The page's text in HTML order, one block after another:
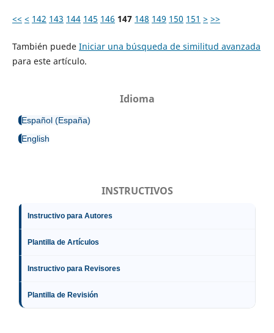
<< < 142 143 144 145 146 147 148 149 150 151 > >>
También puede Iniciar una búsqueda de similitud avanzada
para este artículo.
Idioma
Español (España)
English
INSTRUCTIVOS
Instructivo para Autores
Plantilla de Artículos
Instructivo para Revisores
Plantilla de Revisión